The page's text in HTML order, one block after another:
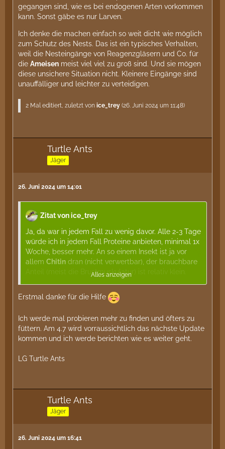
gegangen sind, wie es bei endogenen Arten vorkommen
kann. Sonst gäbe es nur Larven.
Ich denke die machen einfach so weit dicht wie möglich
zum Schutz des Nests. Das ist ein typisches Verhalten,
weil die Nesteingänge von Reagenzgläsern und Co. für
die Ameisen meist viel viel zu groß sind. Und sie mögen
diese unsichere Situation nicht. Kleinere Eingänge sind
unauffälliger und leichter zu verteidigen.
2 Mal editiert, zuletzt von ice_trey (26. Juni 2024 um 11:48)
Turtle Ants
Jäger
26. Juni 2024 um 14:01
Zitat von ice_trey
Ja, da war in jedem Fall zu wenig davor. Alle 2-3 Tage
würde ich in jedem Fall Proteine anbieten, minimal 1x
Woche, besser mehr. An so einem Insekt ist ja vor
allem Chitin dran (nicht verwertbar), der brauchbare
Anteil (meist die Brustmuskulatur) ist relativ klein.
und werden irgendwann nicht mehr gerne
genommen oder sind nicht mehr verwertbar. Daher
engerer Taktung.
Du kannst dich in der Fütterung hier inspirieren
Proteinfütterung/Futtertieren
bekommen oder sie kommen sogar in die Wohnung
(Fliegen, Mücken, Spinnen etc.). Natürlich sollte man
bei Wildfängen darauf achten, keine
Ansonsten steht natürlich auch immer
Alles anzeigen
Erstmal danke für die Hilfe
Ich werde mal probieren mehr zu finden und öfters zu
füttern. Am 4.7 wird vorraussichtlich das nächste Update
kommen und ich werde berichten wie es weiter geht.
LG Turtle Ants
Turtle Ants
Jäger
26. Juni 2024 um 16:41